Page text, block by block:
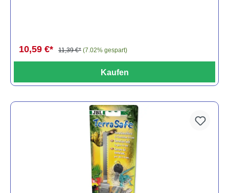
10,59 €* 11,39 €* (7.02% gespart)
Kaufen